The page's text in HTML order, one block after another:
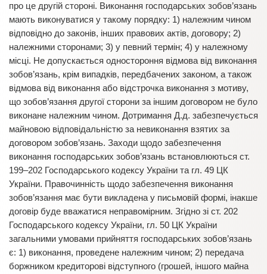
про це другій стороні. Виконання господарських зобов’язань
мають виконуватися у такому порядку: 1) належним чином
відповідно до законів, інших правових актів, договору; 2)
належними сторонами; 3) у певний термін; 4) у належному
місці. Не допускається одностороння відмова від виконання
зобов’язань, крім випадків, передбачених законом, а також
відмова від виконання або відстрочка виконання з мотиву,
що зобов’язання другої сторони за іншим договором не було
виконане належним чином. Дотримання Д.д. забезпечується
майновою відповідальністю за невиконання взятих за
договором зобов’язань. Заходи щодо забезпечення
виконання господарських зобов’язань встановлюються ст.
199–202 Господарського кодексу України та гл. 49 ЦК
України. Правочинність щодо забезпечення виконання
зобов’язання має бути викладена у письмовій формі, інакше
договір буде вважатися неправомірним. Згідно зі ст. 202
Господарського кодексу України, гл. 50 ЦК України
загальними умовами прийняття господарських зобов’язань
є: 1) виконання, проведене належним чином; 2) передача
боржником кредиторові відступного (грошей, іншого майна